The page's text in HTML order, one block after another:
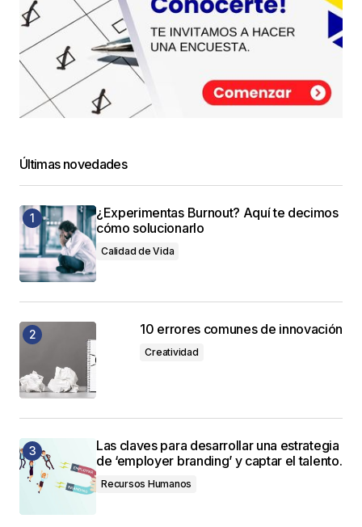
Últimas novedades
¿Experimentas Burnout? Aquí te decimos
cómo solucionarlo
Calidad de Vida
10 errores comunes de innovación
Creatividad
Las claves para desarrollar una estrategia
de ‘employer branding’ y captar el talento.
Recursos Humanos